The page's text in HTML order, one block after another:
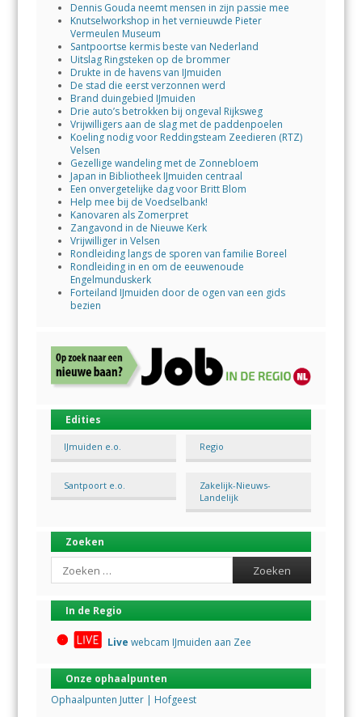
Dennis Gouda neemt mensen in zijn passie mee
Knutselworkshop in het vernieuwde Pieter
Vermeulen Museum
Santpoortse kermis beste van Nederland
Uitslag Ringsteken op de brommer
Drukte in de havens van IJmuiden
De stad die eerst verzonnen werd
Brand duingebied IJmuiden
Drie auto’s betrokken bij ongeval Rijksweg
Vrijwilligers aan de slag met de paddenpoelen
Koeling nodig voor Reddingsteam Zeedieren (RTZ)
Velsen
Gezellige wandeling met de Zonnebloem
Japan in Bibliotheek IJmuiden centraal
Een onvergetelijke dag voor Britt Blom
Help mee bij de Voedselbank!
Kanovaren als Zomerpret
Zangavond in de Nieuwe Kerk
Vrijwilliger in Velsen
Rondleiding langs de sporen van familie Boreel
Rondleiding in en om de eeuwenoude
Engelmunduskerk
Forteiland IJmuiden door de ogen van een gids
bezien
Edities
IJmuiden e.o. Regio
Santpoort e.o.
Zakelijk-Nieuws-
Landelijk
Zoeken
Search
In de Regio
Live webcam IJmuiden aan Zee
Onze ophaalpunten
Ophaalpunten Jutter | Hofgeest